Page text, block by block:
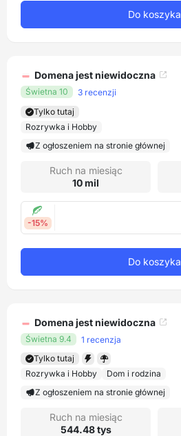
Do koszyka
Domena jest niewidoczna
Świetna 10
3 recenzji
Tylko tutaj
Rozrywka i Hobby
Z ogłoszeniem na stronie głównej
Ruch na miesiąc
10 mil
-15%
Do koszyka
Domena jest niewidoczna
Świetna 9.4
1 recenzja
Tylko tutaj
Rozrywka i Hobby
Dom i rodzina
Z ogłoszeniem na stronie głównej
Ruch na miesiąc
544.48 tys